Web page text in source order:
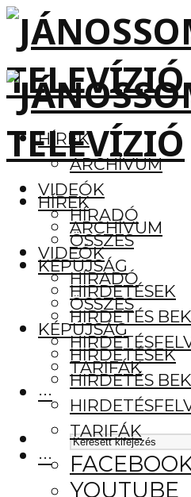
HÍREK
ARCHÍVUM
VIDEÓK
HÍRADÓ
ÖSSZES
KÉPÚJSÁG
HIRDETÉSEK
HIRDETÉS
TARIFÁK
···
YOUTUBE
HÍREK
ARCHÍVUM
VIDEÓK
HÍRADÓ
ÖSSZES
KÉPÚJSÁG
HIRDETÉSEK
HIRDETÉS
TARIFÁK
···